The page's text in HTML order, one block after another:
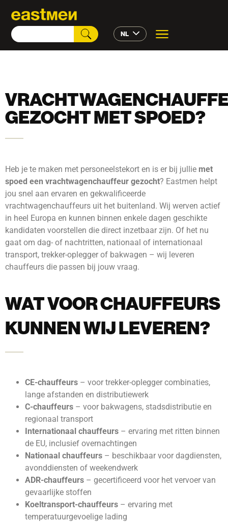
NL
GEZOCHT MET SPOED?
Heb je te maken met personeelstekort en is er bij jullie met
spoed een vrachtwagenchauffeur gezocht? Eastmen helpt
jou snel aan ervaren en gekwalificeerde
vrachtwagenchauffeurs uit het buitenland. Wij werven actief
in heel Europa en kunnen binnen enkele dagen geschikte
kandidaten voorstellen die direct inzetbaar zijn. Of het nu
gaat om dag- of nachtritten, nationaal of internationaal
transport, trekker-oplegger of bakwagen – wij leveren
chauffeurs die passen bij jouw vraag.
WAT VOOR CHAUFFEURS
KUNNEN WIJ LEVEREN?
CE-chauffeurs – voor trekker-oplegger combinaties,
lange afstanden en distributiewerk
C-chauffeurs – voor bakwagens, stadsdistributie en
regionaal transport
Internationaal chauffeurs – ervaring met ritten binnen
de EU, inclusief overnachtingen
Nationaal chauffeurs – beschikbaar voor dagdiensten,
avonddiensten of weekendwerk
ADR-chauffeurs – gecertificeerd voor het vervoer van
gevaarlijke stoffen
Koeltransport-chauffeurs – ervaring met
temperatuurgevoelige lading